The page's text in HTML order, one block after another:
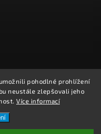
pohodlné prohlížení
neustále zlepšovali jeho
Více informací
. Všechna práva vyhrazena.
cookies